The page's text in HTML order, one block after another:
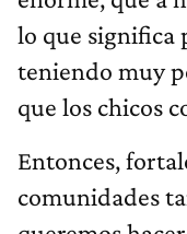
lo que significa
teniendo muy
que los chicos
Entonces,
comunidades